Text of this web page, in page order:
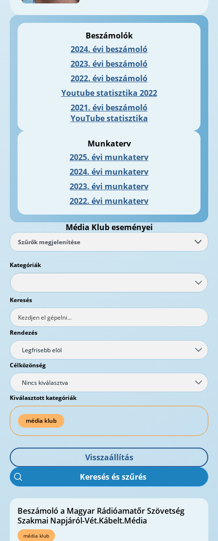
Beszámolók
2024. évi beszámoló
2023. évi beszámoló
2022. évi beszámoló
Youtube statisztika 2022
2021. évi beszámoló
YouTube statisztika
Munkaterv
2025. évi munkaterv
2024. évi munkaterv
2023. évi munkaterv
2022. évi munkaterv
Média Klub eseményei
Szűrők megjelenítése
Kategóriák
Keresés
Rendezés
Legfrisebb elöl
Célközönség
Nincs kiválasztva
Kiválasztott kategóriák
média klub
Visszaállítás
Keresés és szűrés
Beszámoló a Magyar Rádióamatőr Szövetség
Szakmai Napjáról-Vét.Kábelt.Média
média klub